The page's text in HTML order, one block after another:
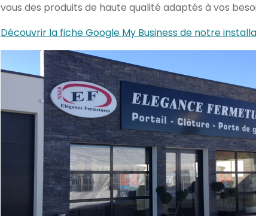
vous des produits de haute qualité adaptés à vos
Découvrir la fiche Google My Business de notre